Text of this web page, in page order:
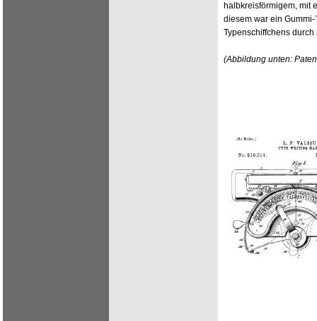
halbkreisförmigem, mit
diesem war ein Gummi-
Typenschiffchens
(Abbildung unten: